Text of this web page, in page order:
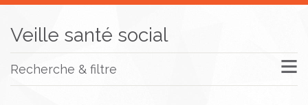
Veille santé social
Recherche & filtre